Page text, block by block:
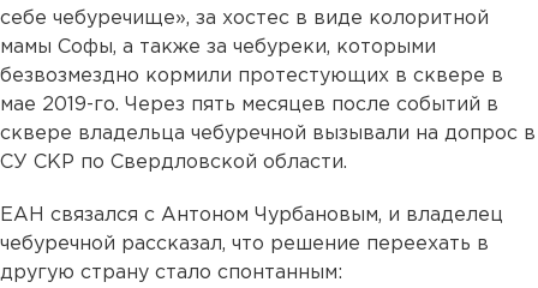
себе чебуречище», за хостес в виде колоритной
мамы Софы, а также за чебуреки, которыми
безвозмездно кормили протестующих в сквере в
мае 2019-го. Через пять месяцев после событий в
сквере владельца чебуречной вызывали на допрос в
СУ СКР по Свердловской области.
ЕАН связался с Антоном Чурбановым, и владелец
чебуречной рассказал, что решение переехать в
другую страну стало спонтанным: